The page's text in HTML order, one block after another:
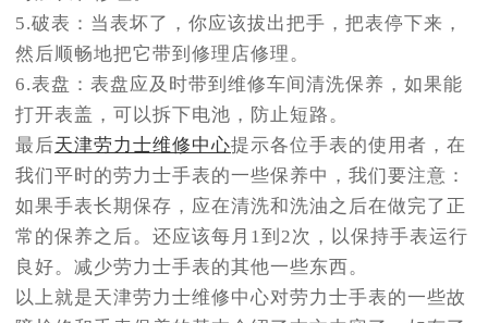
5.破表：当表坏了，你应该拔出把手，把表停下来，
然后顺畅地把它带到修理店修理。
6.表盘：表盘应及时带到维修车间清洗保养，如果能
打开表盖，可以拆下电池，防止短路。
最后天津劳力士维修中心提示各位手表的使用者，在
我们平时的劳力士手表的一些保养中，我们要注意：
如果手表长期保存，应在清洗和洗油之后在做完了正
常的保养之后。还应该每月1到2次，以保持手表运行
良好。减少劳力士手表的其他一些东西。
以上就是天津劳力士维修中心对劳力士手表的一些故